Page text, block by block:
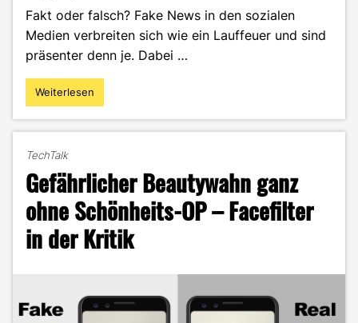
Fakt oder falsch? Fake News in den sozialen
Medien verbreiten sich wie ein Lauffeuer und sind
präsenter denn je. Dabei …
"Tatort
Social
6
einfache
Tipps,
um
Fake
News
Weiterlesen
TechTalk
Gefährlicher Beautywahn ganz
ohne Schönheits-OP – Facefilter
in der Kritik